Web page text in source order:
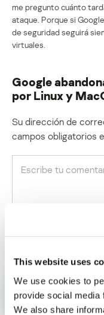
This website uses
We use cookies to
provide social media
We also share
me pregunto cuánto
ataque. Porque si
de seguridad seguirá
virtuales.
Google
por Linux y
Su dirección de
campos obligatorios